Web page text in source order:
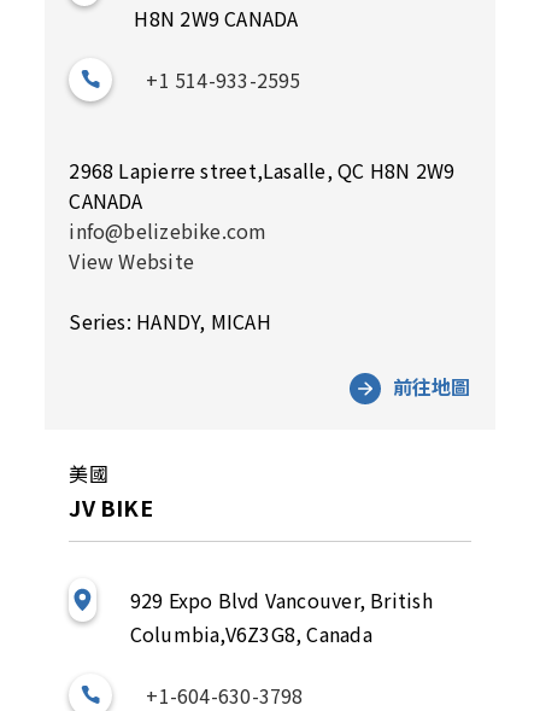
H8N 2W9 CANADA
+1 514-933-2595
2968 Lapierre street,Lasalle, QC H8N 2W9
CANADA
info@belizebike.com
View Website
Series: HANDY, MICAH
前往地圖
美國
JV BIKE
929 Expo Blvd Vancouver, British
Columbia,V6Z3G8, Canada
+1-604-630-3798